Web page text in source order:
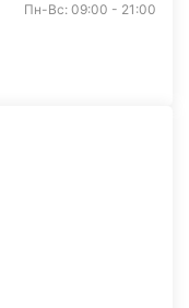
Пн-Вс: 09:00 - 21:00